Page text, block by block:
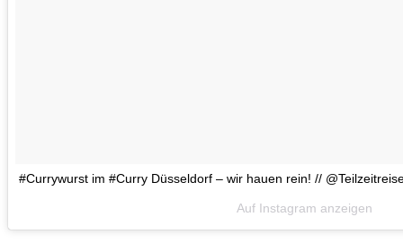
#Currywurst im #Curry Düsseldorf – wir hauen rein! //
Auf Instagram anzeigen